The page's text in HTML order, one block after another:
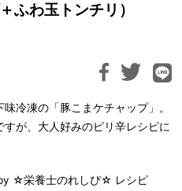
ふわ玉トンチリ）
冷凍の「豚こまケチャップ」。
が、大人好みのピリ辛レシピに
☆栄養士のれしぴ☆ レシピ